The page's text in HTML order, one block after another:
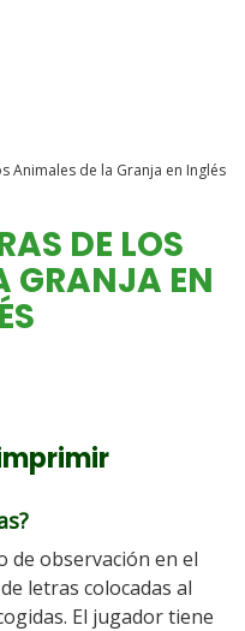
Animales de la Granja en Inglés
DE LOS
GRANJA EN
de observación en el
letras colocadas al
El jugador tiene